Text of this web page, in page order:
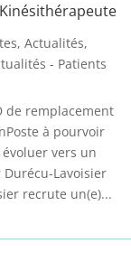
, Actualités,
- Patients
de remplacement
à pourvoir
vers un
Durécu-Lavoisier
recrute un(e)...